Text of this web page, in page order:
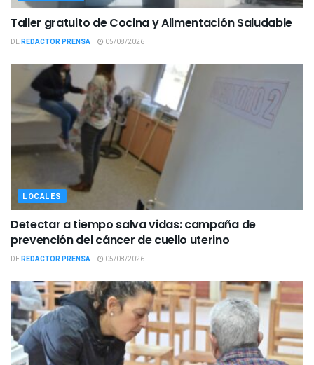
Taller gratuito de Cocina y Alimentación Saludable
DEREDACTOR PRENSA 05/08/2026
LOCALES
Detectar a tiempo salva vidas: campaña de
prevención del cáncer de cuello uterino
DEREDACTOR PRENSA 05/08/2026